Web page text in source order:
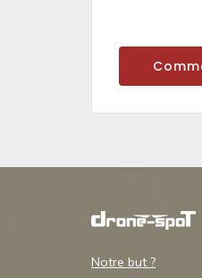
Notre but ?